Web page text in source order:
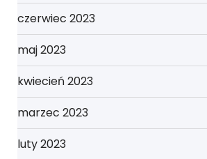
czerwiec 2023
maj 2023
kwiecień 2023
marzec 2023
luty 2023